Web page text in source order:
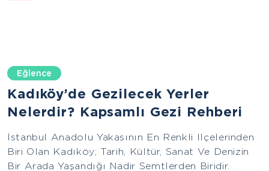
Eğlence
Kadıköy’de Gezilecek Yerler
Nelerdir? Kapsamlı Gezi Rehberi
İstanbul Anadolu Yakasının En Renkli Ilçelerinden
Biri Olan Kadıköy; Tarih, Kültür, Sanat Ve Denizin
Bir Arada Yaşandığı Nadir Semtlerden Biridir.